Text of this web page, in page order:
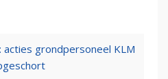
acties grondpersoneel KLM